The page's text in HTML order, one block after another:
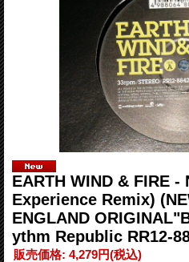
EARTH WIND & FIRE -
Experience Remix)
ENGLAND
ythm Republic RR12-
販売価格: 4,279円(税込)